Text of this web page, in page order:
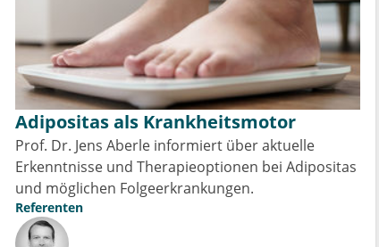
Adipositas als Krankheitsmotor
Prof. Dr. Jens Aberle informiert über aktuelle
Erkenntnisse und Therapieoptionen bei Adipositas
und möglichen Folgeerkrankungen.
Referenten